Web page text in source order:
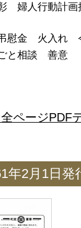
婦人行動計画
慰金 火入れ
と相談 善意
ージPDF
年2月1日発